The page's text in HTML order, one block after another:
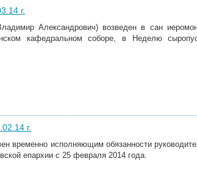
г.
Александрович) возведен в сан
кафедральном соборе, в Неделю
г.
временно исполняющим обязанности
епархии с 25 февраля 2014 года.